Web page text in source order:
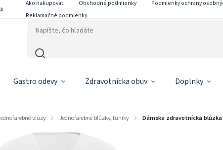
Ako nakupovať Obchodné podmienky Podmienky ochrany
Reklamačné podmienky
Gastro odevy Zdravotnícka obuv Doplnky
blúzy / Jednofarebné blúzky, tuniky / Dámska zdravotnícka blúzka